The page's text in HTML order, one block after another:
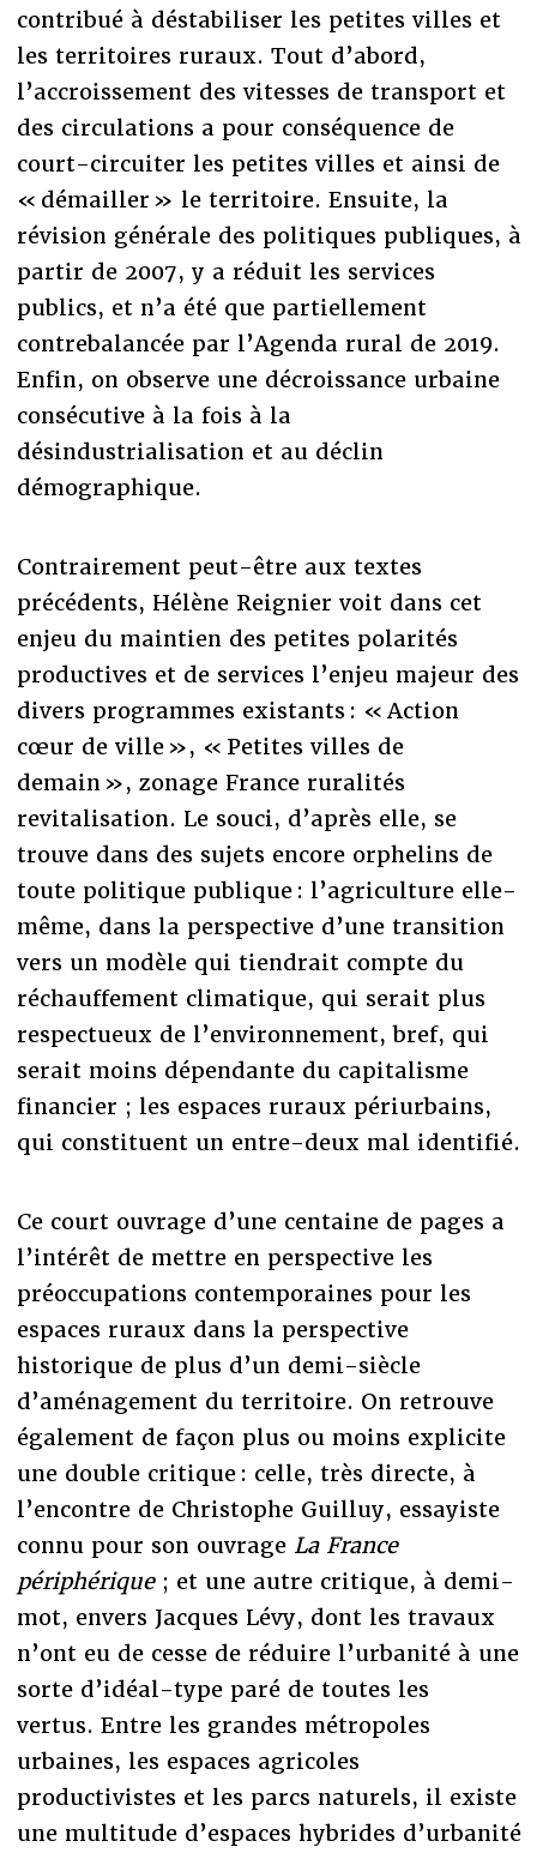
contribué à déstabiliser les petites villes et
les territoires ruraux. Tout d’abord,
l’accroissement des vitesses de transport et
des circulations a pour conséquence de
court-circuiter les petites villes et ainsi de
« démailler » le territoire. Ensuite, la
révision générale des politiques publiques, à
partir de 2007, y a réduit les services
publics, et n’a été que partiellement
contrebalancée par l’Agenda rural de 2019.
Enfin, on observe une décroissance urbaine
consécutive à la fois à la
désindustrialisation et au déclin
démographique.
Contrairement peut-être aux textes
précédents, Hélène Reignier voit dans cet
enjeu du maintien des petites polarités
productives et de services l’enjeu majeur des
divers programmes existants : « Action
cœur de ville », « Petites villes de
demain », zonage France ruralités
revitalisation. Le souci, d’après elle, se
trouve dans des sujets encore orphelins de
toute politique publique : l’agriculture elle-
même, dans la perspective d’une transition
vers un modèle qui tiendrait compte du
réchauffement climatique, qui serait plus
respectueux de l’environnement, bref, qui
serait moins dépendante du capitalisme
financier ; les espaces ruraux périurbains,
qui constituent un entre-deux mal identifié.
Ce court ouvrage d’une centaine de pages a
l’intérêt de mettre en perspective les
préoccupations contemporaines pour les
espaces ruraux dans la perspective
historique de plus d’un demi-siècle
d’aménagement du territoire. On retrouve
également de façon plus ou moins explicite
une double critique : celle, très directe, à
l’encontre de Christophe Guilluy, essayiste
connu pour son ouvrage La France
périphérique; et une autre critique, à demi-
mot, envers Jacques Lévy, dont les travaux
n’ont eu de cesse de réduire l’urbanité à une
sorte d’idéal-type paré de toutes les
vertus. Entre les grandes métropoles
urbaines, les espaces agricoles
productivistes et les parcs naturels, il existe
une multitude d’espaces hybrides d’urbanité